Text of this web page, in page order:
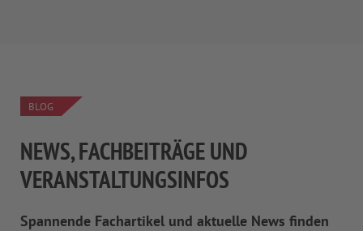
BLOG
NEWS, FACHBEITRÄGE UND
VERANSTALTUNGSINFOS
Spannende Fachartikel und aktuelle News finden